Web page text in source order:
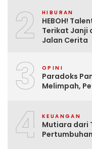
2 HIBURAN
HEBOH!
Terikat Janji
Jalan Cerita
3 OPINI
Paradoks
Melimpah,
4 KEUANGAN
Mutiara dari